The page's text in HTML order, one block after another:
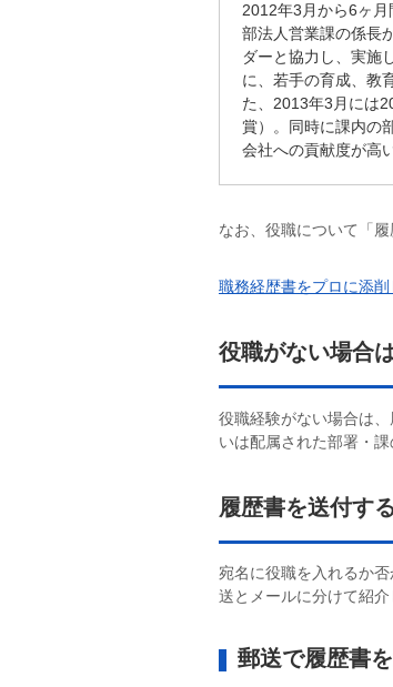
2012年3月から6ヶ
部法人営業課の係長
ダーと協力し、実施
に、若手の育成、教
た、2013年3月には
賞）。同時に課内の
会社への貢献度が高
なお、役職について「
職務経歴書をプロに添削
役職がない場合
役職経験がない場合は
いは配属された部署・課
履歴書を送付す
宛名に役職を入れるか
送とメールに分けて紹介
郵送で履歴書